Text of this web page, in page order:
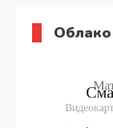
Облако